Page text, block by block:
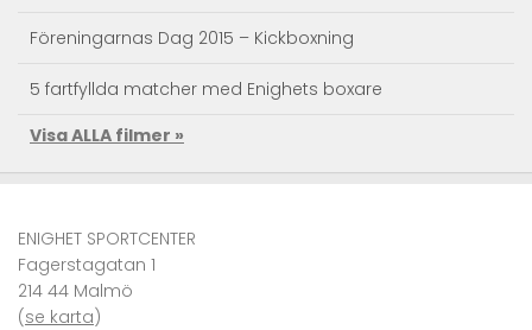
Föreningarnas Dag 2015 – Kickboxning
5 fartfyllda matcher med Enighets boxare
Taekwondo Träningsläger
Se Superkicken – JKA RM Sweden 2010 Karate
VM i karate – självförsvar i världsklass
Visa ALLA filmer »
ENIGHET SPORTCENTER
Fagerstagatan 1
214 44 Malmö
(se karta)